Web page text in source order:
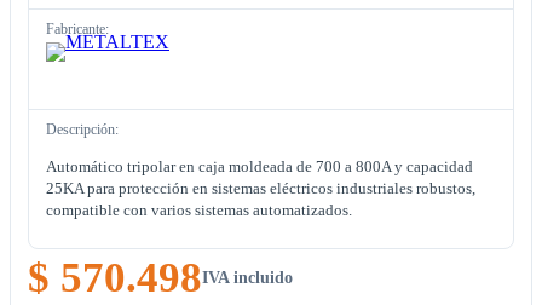
Fabricante:
Descripción:
Automático tripolar en caja moldeada de 700 a 800A y capacidad
25KA para protección en sistemas eléctricos industriales robustos,
compatible con varios sistemas automatizados.
$ 570.498IVA incluido